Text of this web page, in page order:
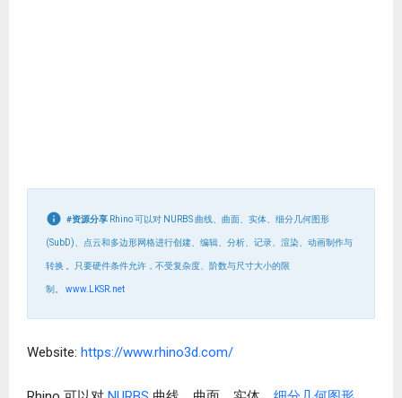
#资源分享 Rhino 可以对 NURBS 曲线、曲面、实体、细分几何图形
(SubD)、点云和多边形网格进行创建、编辑、分析、记录、渲染、动画制作与
转换 。只要硬件条件允许，不受复杂度、阶数与尺寸大小的限
制。 www.LKSR.net
Website: https://www.rhino3d.com/